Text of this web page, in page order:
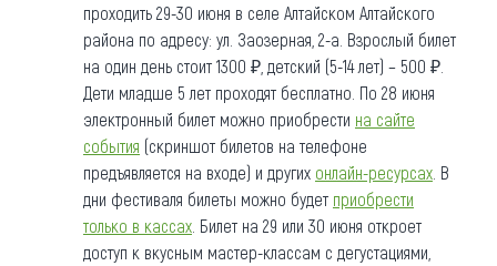
проходить 29-30 июня в селе Алтайском Алтайского
района по адресу: ул. Заозерная, 2-а. Взрослый билет
на один день стоит 1300 ₽, детский (5-14 лет) – 500 ₽.
Дети младше 5 лет проходят бесплатно. По 28 июня
электронный билет можно приобрести на сайте
события (скриншот билетов на телефоне
предъявляется на входе) и других онлайн-ресурсах . В
дни фестиваля билеты можно будет приобрести
только в кассах . Билет на 29 или 30 июня откроет
доступ к вкусным мастер-классам с дегустациями,